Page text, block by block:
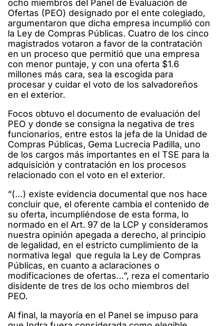
ocho miembros del Panel de Evaluación de
Ofertas (PEO) designado por el ente colegiado,
argumentaron que dicha empresa incumplió con
la Ley de Compras Públicas. Cuatro de los cinco
magistrados votaron a favor de la contratación
en un proceso que permitió que una empresa
con menor puntaje, y con una oferta $1.6
millones más cara, sea la escogida para
procesar y cuidar el voto de los salvadoreños
en el exterior.
Focos obtuvo el documento de evaluación del
PEO y donde se consigna la negativa de tres
funcionarios, entre estos la jefa de la Unidad de
Compras Públicas, Gema Lucrecia Padilla, uno
de los cargos más importantes en el TSE para la
adquisición y contratación en los procesos
relacionado con el voto en el exterior.
“(…) existe evidencia documental que nos hace
concluir que, el oferente cambia el contenido de
su oferta, incumpliéndose de esta forma, lo
normado en el Art. 97 de la LCP y consideramos
nuestra opinión apegada a derecho, al principio
de legalidad, en el estricto cumplimiento de la
normativa legal que regula la Ley de Compras
Públicas, en cuanto a aclaraciones o
modificaciones de ofertas…”, reza el comentario
disidente de tres de los ocho miembros del
PEO.
Al final, la mayoría en el Panel se impuso para